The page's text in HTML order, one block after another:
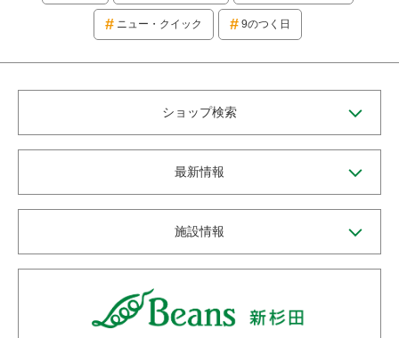
ニュー・クイック 9のつく日
ショップ検索
最新情報
施設情報